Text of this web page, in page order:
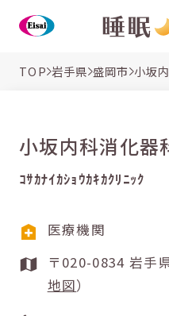
TOP 岩手県 盛岡市 小坂
小坂内科消化器
ｺｻｶﾅｲｶｼｮｳｶｷｶｸﾘﾆｯｸ
医療機関
〒020-
地図）